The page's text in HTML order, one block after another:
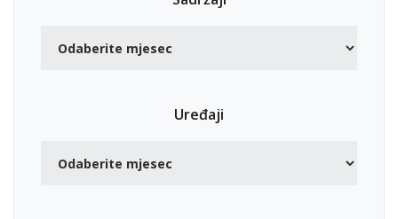
Uređaji